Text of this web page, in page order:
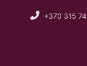
+370 315